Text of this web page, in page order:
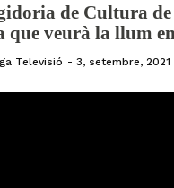
de Cultura
que veurà la llum
Televisió 3, setembre, 2021